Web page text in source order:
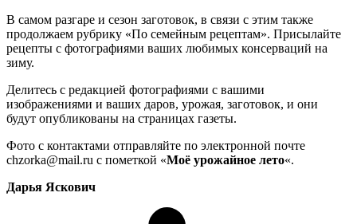
В самом разгаре и сезон заготовок, в связи с этим также
продолжаем рубрику «По семейным рецептам». Присылайте
рецепты с фотографиями ваших любимых консерваций на
зиму.
Делитесь с редакцией фотографиями с вашими
изображениями и ваших даров, урожая, заготовок, и они
будут опубликованы на страницах газеты.
Фото с контактами отправляйте по электронной почте
chzorka@mail.ru с пометкой «Моё урожайное лето«.
Дарья Яскович